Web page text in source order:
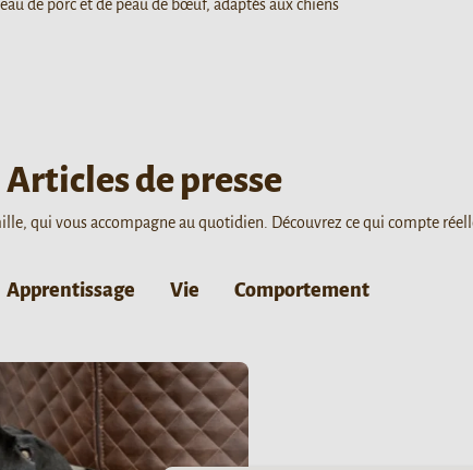
de porc et de peau de bœuf, adaptés aux chiens
Articles de presse
qui vous accompagne au quotidien. Découvrez ce qui compte
Apprentissage Vie Comportement